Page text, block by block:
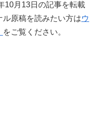
10月13日の記事を転載
原稿を読みたい方はウ
をご覧ください。